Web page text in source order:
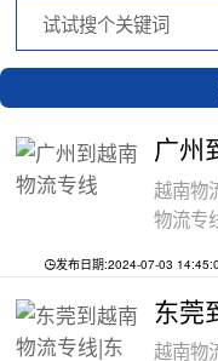
广州
越南物
物流专
发布日期:2024-07-03
越南物